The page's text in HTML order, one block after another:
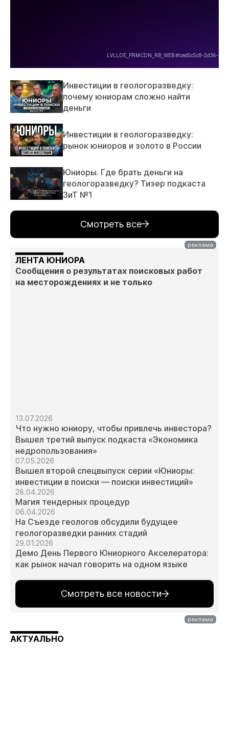
Инвестиции в геологоразведку:
почему юниорам сложно найти
деньги
Инвестиции в геологоразведку:
рынок юниоров и золото в России
Юниоры. Где брать деньги на
геологоразведку? Тизер подкаста
ЗиТ №1
Смотреть все
ЛЕНТА ЮНИОРА
Сообщения о результатах поисковых работ
на месторождениях и не только
13.07.2026
Что нужно юниору, чтобы привлечь инвестора?
Вышел третий выпуск подкаста «Экономика
недропользования»
07.05.2026
Вышел второй спецвыпуск серии «Юниоры:
инвестиции в поиски — поиски инвестиций»
28.04.2026
Магия тендерных процедур
06.04.2026
На Съезде геологов обсудили будущее
геологоразведки ранних стадий
29.01.2026
Демо День Первого Юниорного Акселератора:
как рынок начал говорить на одном языке
Смотреть все новости
АКТУАЛЬНО